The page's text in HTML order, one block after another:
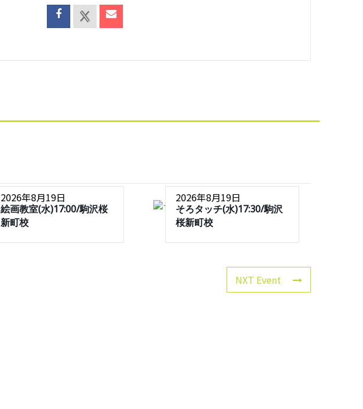
2026年8月19日
絵画教室(水)17:00/駒沢桜
新町校
2026年8月19日
そろタッチ(水)17:30/駒沢
桜新町校
NXT Event